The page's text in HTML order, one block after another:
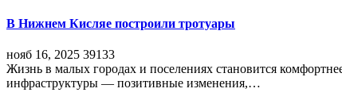
В Нижнем Кисляе построили тротуары
нояб 16, 2025 39133
Жизнь в малых городах и поселениях становится
инфраструктуры — позитивные изменения,…